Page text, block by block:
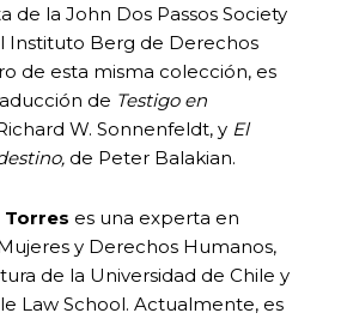
de la John Dos Passos Society
Instituto Berg de Derechos
de esta misma colección, es
de Testigo en
W. Sonnenfeldt, y El
de Peter Balakian.
Torres es una experta en
y Derechos Humanos,
de la Universidad de Chile y
Law School. Actualmente, es